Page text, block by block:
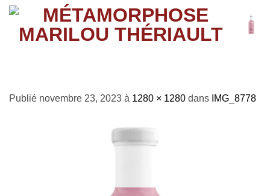
Passer
contenu
Publié novembre 23, 2023 à 1280 × 1280 dans IMG_8778